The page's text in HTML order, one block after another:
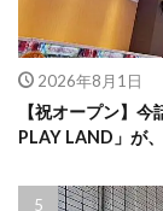
2026年8月1日
【祝オープン】
PLAY LAND」が